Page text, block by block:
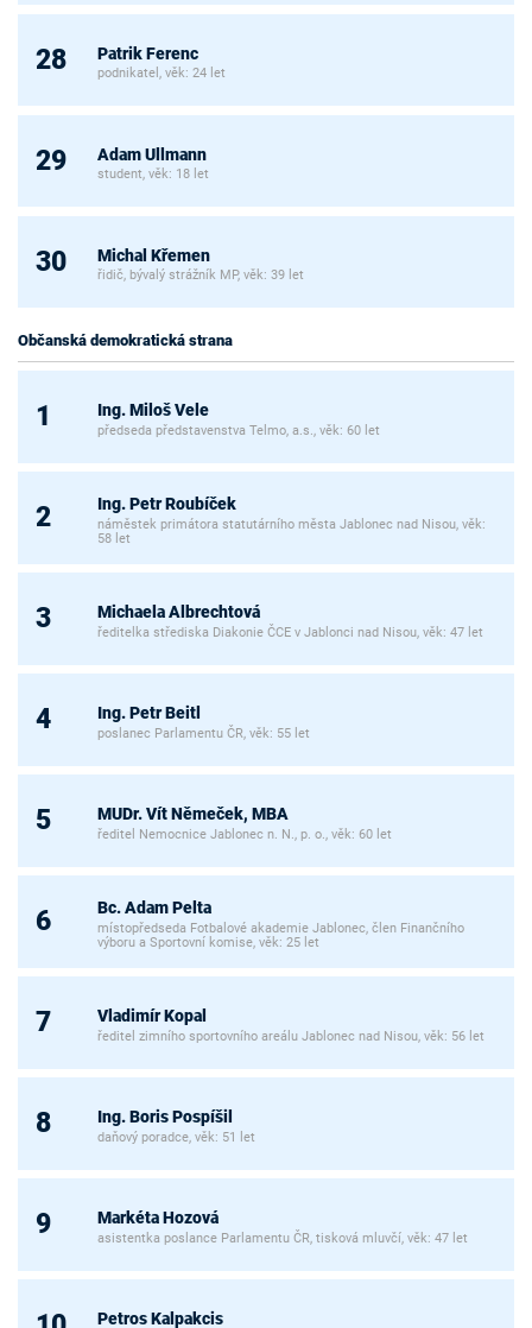
28 Patrik Ferenc
podnikatel, věk: 24 let
29 Adam Ullmann
student, věk: 18 let
30 Michal Křemen
řidič, bývalý strážník MP, věk: 39 let
Občanská demokratická strana
1 Ing. Miloš Vele
předseda představenstva Telmo, a.s., věk: 60 let
2 Ing. Petr Roubíček
náměstek primátora statutárního města Jablonec nad Nisou, věk:
58 let
3 Michaela Albrechtová
ředitelka střediska Diakonie ČCE v Jablonci nad Nisou, věk: 47 let
4 Ing. Petr Beitl
poslanec Parlamentu ČR, věk: 55 let
5 MUDr. Vít Němeček, MBA
ředitel Nemocnice Jablonec n. N., p. o., věk: 60 let
6 Bc. Adam Pelta
místopředseda Fotbalové akademie Jablonec, člen Finančního
výboru a Sportovní komise, věk: 25 let
7 Vladimír Kopal
ředitel zimního sportovního areálu Jablonec nad Nisou, věk: 56 let
8 Ing. Boris Pospíšil
daňový poradce, věk: 51 let
9 Markéta Hozová
asistentka poslance Parlamentu ČR, tisková mluvčí, věk: 47 let
Petros Kalpakcis